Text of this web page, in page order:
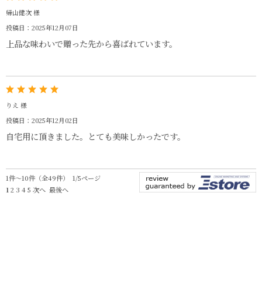
帰山健次 様
投稿日：2025年12月07日
上品な味わいで贈った先から喜ばれています。
りえ 様
投稿日：2025年12月02日
自宅用に頂きました。とても美味しかったです。
1件～10件（全49件） 1/5ページ
1 2 3 45 次へ 最後へ